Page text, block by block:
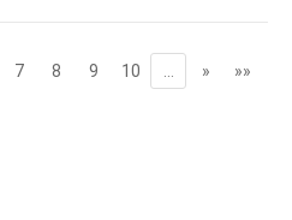
7 8 9 10 » »»